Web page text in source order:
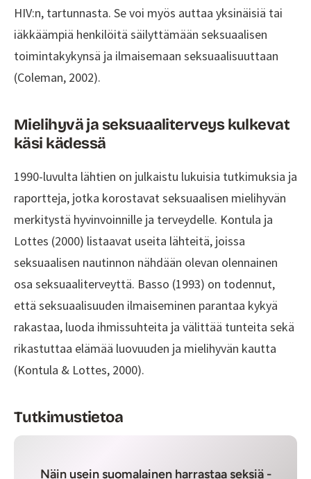
HIV:n, tartunnasta. Se voi myös auttaa yksinäisiä tai
iäkkäämpiä henkilöitä säilyttämään seksuaalisen
toimintakykynsä ja ilmaisemaan seksuaalisuuttaan
(Coleman, 2002).
Mielihyvä ja seksuaaliterveys kulkevat
käsi kädessä
1990-luvulta lähtien on julkaistu lukuisia tutkimuksia ja
raportteja, jotka korostavat seksuaalisen mielihyvän
merkitystä hyvinvoinnille ja terveydelle. Kontula ja
Lottes (2000) listaavat useita lähteitä, joissa
seksuaalisen nautinnon nähdään olevan olennainen
osa seksuaaliterveyttä. Basso (1993) on todennut,
että seksuaalisuuden ilmaiseminen parantaa kykyä
rakastaa, luoda ihmissuhteita ja välittää tunteita sekä
rikastuttaa elämää luovuuden ja mielihyvän kautta
(Kontula & Lottes, 2000).
Tutkimustietoa
Näin usein suomalainen harrastaa seksiä -